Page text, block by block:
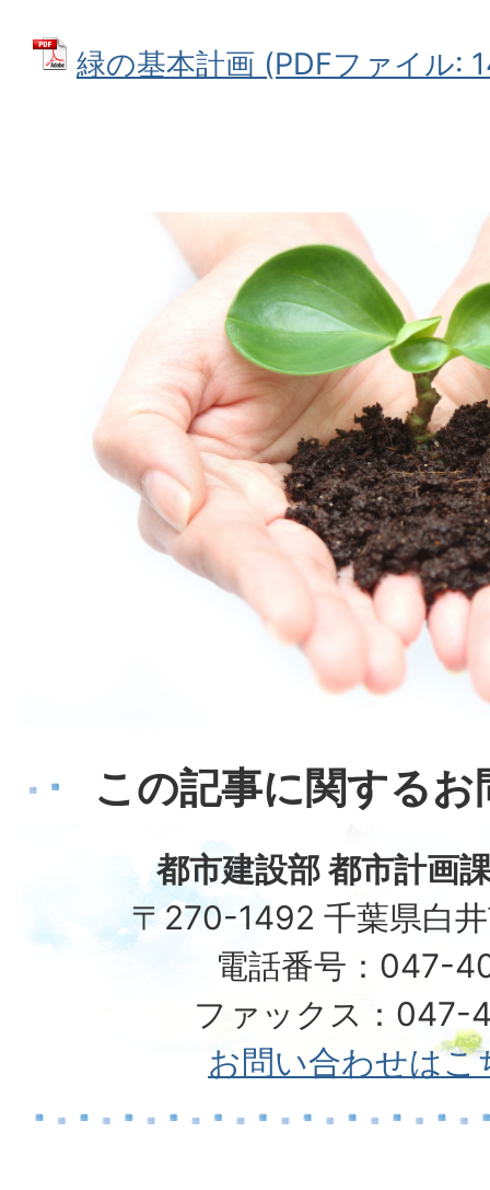
緑の基本計画 (PDFファイル:
この記事に関する
都市建設部 都市計画
〒270-1492 千葉県白
電話番号：047-
ファックス：047-
お問い合わせはこ